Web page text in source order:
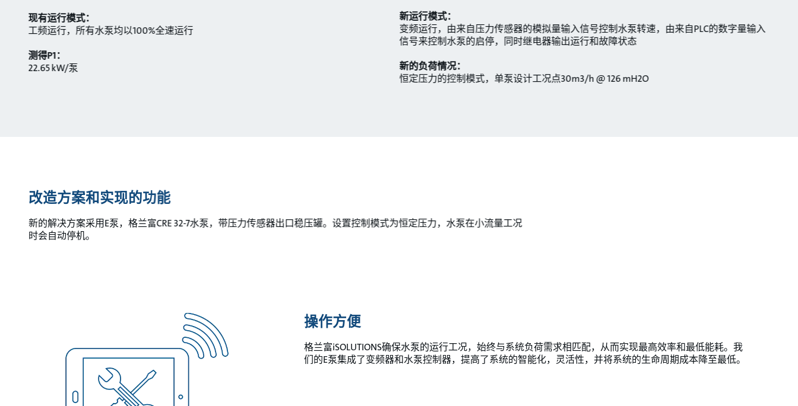
现有运行模式：
工频运行，所有水泵均以100%全速运行
测得P1：
22.65 kW/泵
新运行模式：
变频运行，由来自压力传感器的模拟量输入信号控制水泵转速，由来自PLC的数字量输入
信号来控制水泵的启停，同时继电器输出运行和故障状态
新的负荷情况：
恒定压力的控制模式，单泵设计工况点30m3/h @ 126 mH2O
改造方案和实现的功能
新的解决方案采用E泵，格兰富CRE 32-7水泵，带压力传感器出口稳压罐。设置控制模式为恒定压力，水泵在小流量工况
时会自动停机。
操作方便
格兰富iSOLUTIONS确保水泵的运行工况，始终与系统负荷需求相匹配，从而实现最高效率和最低能耗。我
们的E泵集成了变频器和水泵控制器，提高了系统的智能化，灵活性，并将系统的生命周期成本降至最低。